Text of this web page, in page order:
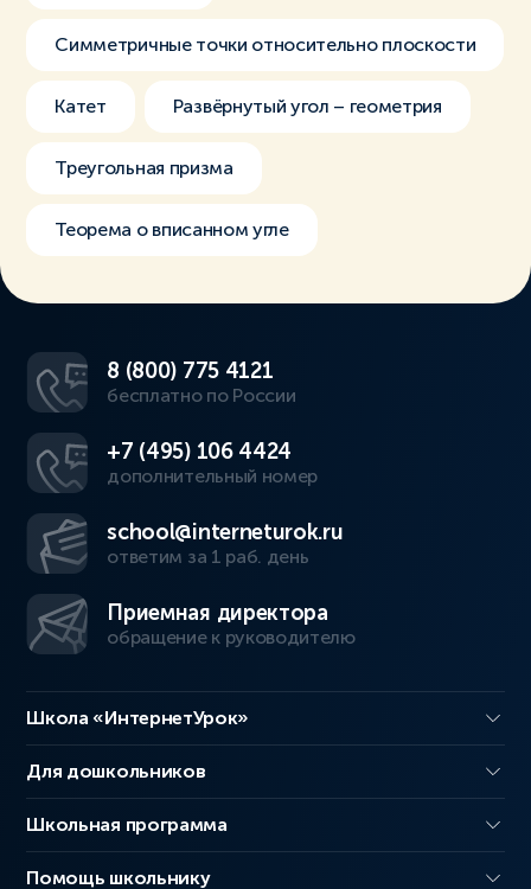
Симметричные точки относительно плоскости
Катет Развёрнутый угол – геометрия
Треугольная призма
Теорема о вписанном угле
8 (800) 775 4121
бесплатно по России
+7 (495) 106 4424
дополнительный номер
school@interneturok.ru
ответим за 1 раб. день
Приемная директора
обращение к руководителю
Школа «ИнтернетУрок»
Для дошкольников
Школьная программа
Помощь школьнику